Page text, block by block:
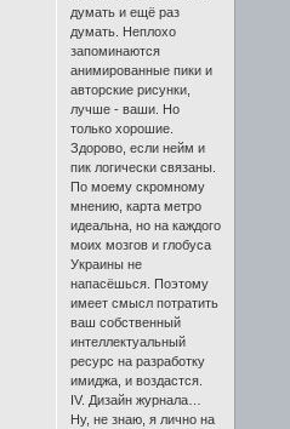
думать и ещё раз
думать. Неплохо
запоминаются
анимированные пики и
авторские рисунки,
лучше - ваши. Но
только хорошие.
Здорово, если нейм и
пик логически связаны.
По моему скромному
мнению, карта метро
идеальна, но на каждого
моих мозгов и глобуса
Украины не
напасёшься. Поэтому
имеет смысл потратить
ваш собственный
интеллектуальный
ресурс на разработку
имиджа, и воздастся.
IV. Дизайн журнала…
Ну, не знаю, я лично на